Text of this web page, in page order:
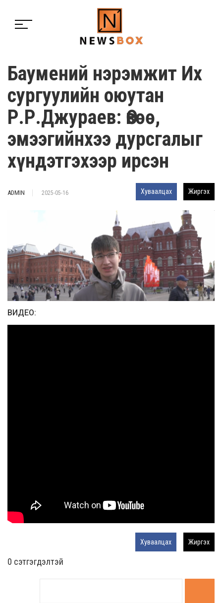
Баумений нэрэмжит Их
сургуулийн оюутан
Р.Р.Джураев: Өвөө,
эмээгийнхээ дурсгалыг
хүндэтгэхээр ирсэн
ADMIN 2025-05-16 Хуваалцах Жиргэх
ВИДЕО:
Хуваалцах Жиргэх
0 cэтгэгдэлтэй